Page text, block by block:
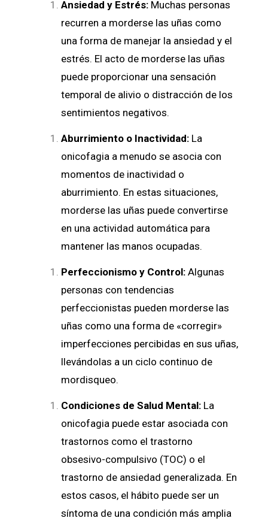
Ansiedad y Estrés: Muchas personas
recurren a morderse las uñas como
una forma de manejar la ansiedad y el
estrés. El acto de morderse las uñas
puede proporcionar una sensación
temporal de alivio o distracción de los
sentimientos negativos.
Aburrimiento o Inactividad: La
onicofagia a menudo se asocia con
momentos de inactividad o
aburrimiento. En estas situaciones,
morderse las uñas puede convertirse
en una actividad automática para
mantener las manos ocupadas.
Perfeccionismo y Control: Algunas
personas con tendencias
perfeccionistas pueden morderse las
uñas como una forma de «corregir»
imperfecciones percibidas en sus uñas,
llevándolas a un ciclo continuo de
mordisqueo.
Condiciones de Salud Mental: La
onicofagia puede estar asociada con
trastornos como el trastorno
obsesivo-compulsivo (TOC) o el
trastorno de ansiedad generalizada. En
estos casos, el hábito puede ser un
síntoma de una condición más amplia